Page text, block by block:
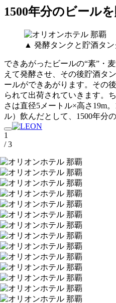
1500年分のビール
▲ 発酵タンクと貯酒タン
できあがったビールの“素”・
えて発酵させ、その後貯酒タ
ールができあがります。その
られて出荷されていきます。
さは直径5メートル×高さ19m
ル）飲んだとして、1500年分
1
/ 3